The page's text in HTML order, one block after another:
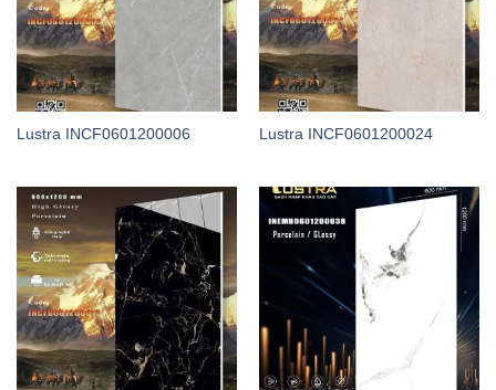
Lustra INCF0601200006 Lustra INCF0601200024